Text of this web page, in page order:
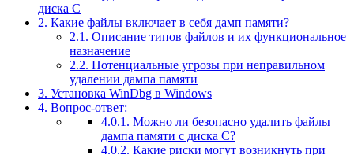
диска С
2. Какие файлы включает в себя дамп памяти?
2.1. Описание типов файлов и их функциональное
назначение
2.2. Потенциальные угрозы при неправильном
удалении дампа памяти
3. Установка WinDbg в Windows
4. Вопрос-ответ:
4.0.1. Можно ли безопасно удалить файлы
дампа памяти с диска С?
4.0.2. Какие риски могут возникнуть при